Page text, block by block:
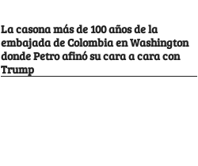
La casona más de 100 años de la
embajada de Colombia en Washington
donde Petro afinó su cara a cara con
Trump